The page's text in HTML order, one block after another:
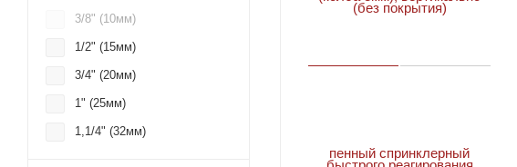
3/8" (10мм)
1/2" (15мм)
3/4" (20мм)
1" (25мм)
1,1/4" (32мм)